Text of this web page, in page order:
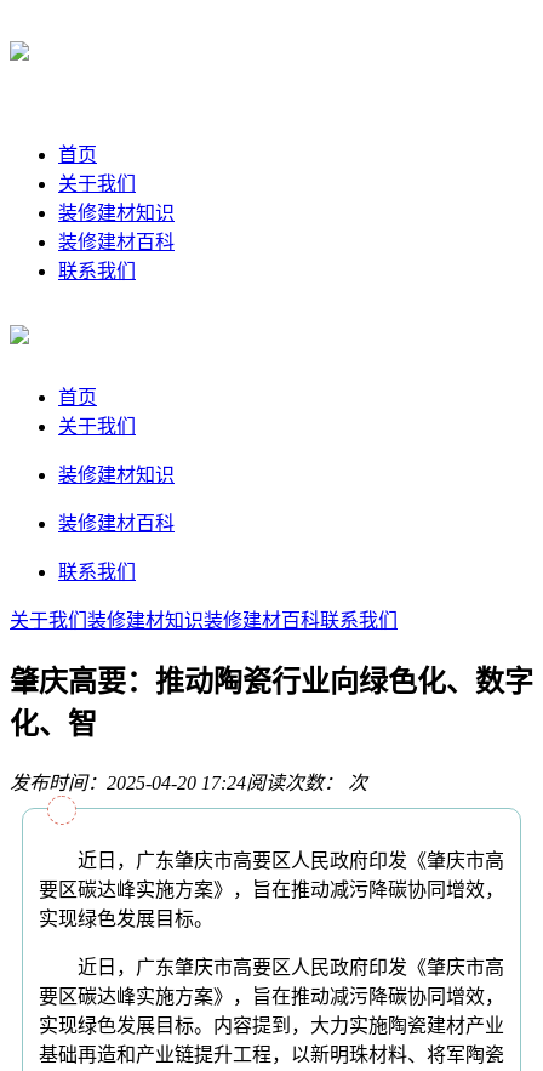
首页
关于我们
装修建材知识
装修建材百科
联系我们
首页
关于我们
装修建材知识
装修建材百科
联系我们
关于我们 装修建材知识装修建材百科联系我们
肇庆高要：推动陶瓷行业向绿色化、数字
化、智
发布时间：2025-04-20 17:24阅读次数： 次
近日，广东肇庆市高要区人民政府印发《肇庆市高
要区碳达峰实施方案》，旨在推动减污降碳协同增效，
实现绿色发展目标。
近日，广东肇庆市高要区人民政府印发《肇庆市高
要区碳达峰实施方案》，旨在推动减污降碳协同增效，
实现绿色发展目标。内容提到，大力实施陶瓷建材产业
基础再造和产业链提升工程，以新明珠材料、将军陶瓷